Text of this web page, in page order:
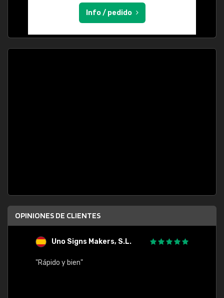
Info / pedido
OPINIONES DE CLIENTES
Uno Signs Makers, S.L.
"Rápido y bien"